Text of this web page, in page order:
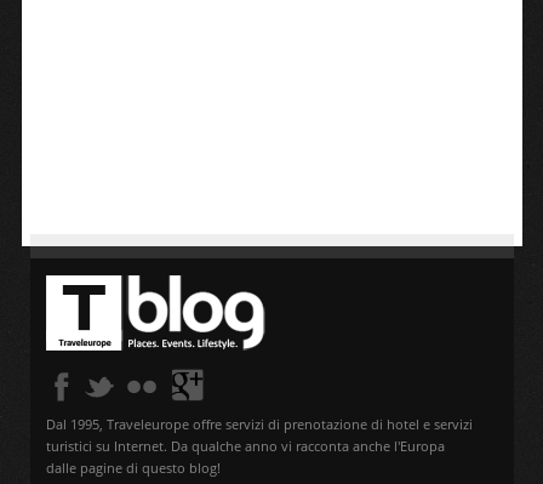
Dal 1995, Traveleurope offre servizi di prenotazione di hotel e servizi
turistici su Internet. Da qualche anno vi racconta anche l'Europa
dalle pagine di questo blog!